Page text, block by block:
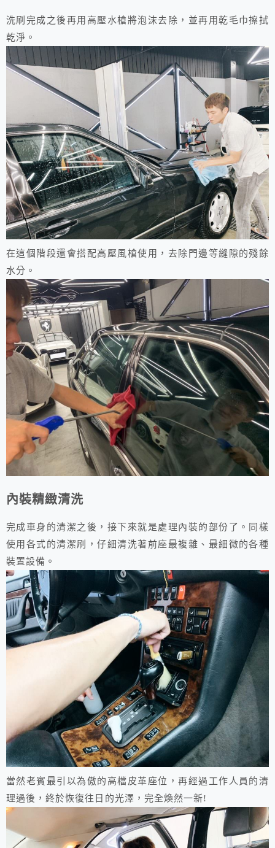
洗刷完成之後再用高壓水槍將泡沫去除，並再用乾毛巾擦拭
乾淨。
在這個階段還會搭配高壓風槍使用，去除門邊等縫隙的殘餘
水分。
內裝精緻清洗
完成車身的清潔之後，接下來就是處理內裝的部份了。同樣
使用各式的清潔刷，仔細清洗著前座最複雜、最細微的各種
裝置設備。
當然老賓最引以為傲的高檔皮革座位，再經過工作人員的清
理過後，終於恢復往日的光澤，完全煥然一新!